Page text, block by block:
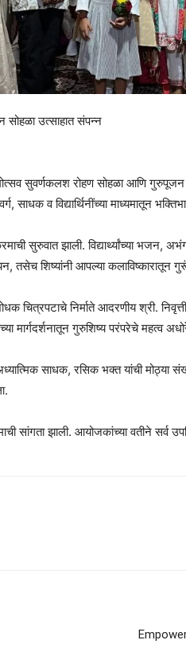
उत्साहात संपन्न
सुवर्णकलश रोहण सोहळा आणि
साधक व विद्यार्थिनींच्या माध्यमातून
सुरुवात झाली. विद्यार्थ्यांच्या भजन,
तसेच शिष्यांनी आपल्या
चित्रपटाचे निर्माते आदरणीय श्री.
मार्गदर्शनातून गुरुशिष्य परंपरेचे महत्व
साधक, रसिक भक्त यांची मोठ्या
सांगता झाली. आयोजकांच्या वतीने सर्व